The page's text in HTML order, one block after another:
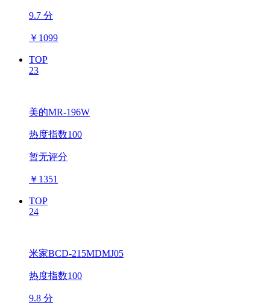
9.7 分
￥ 1099
TOP
23
美的MR-196W
热度指数100
暂无评分
￥ 1351
TOP
24
米家BCD-215MDMJ05
热度指数100
9.8 分